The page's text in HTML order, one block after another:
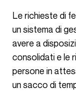
Le richieste di ferie ora vengono gestite meglio. In
un sistema di
avere a
consolidati e le
persone in
un sacco di